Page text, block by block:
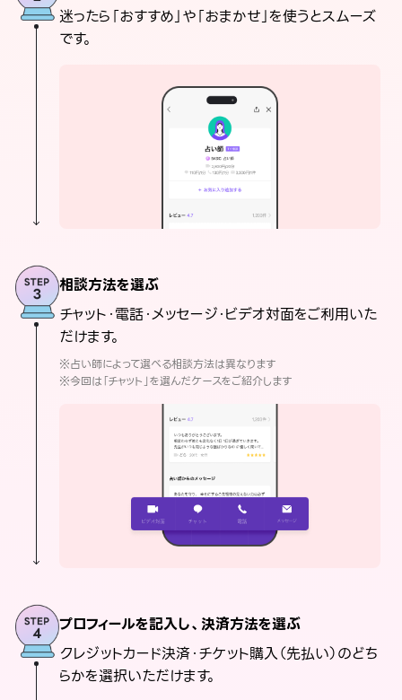
迷ったら「おすすめ」や「おまかせ」を使うとスムーズ
です。
相談方法を選ぶ
チャット・電話・メッセージ・ビデオ対面をご利用いた
だけます。
※占い師によって選べる相談方法は異なります
※今回は「チャット」を選んだケースをご紹介します
プロフィールを記入し、決済方法を選ぶ
クレジットカード決済・チケット購入（先払い）のどち
らかを選択いただけます。